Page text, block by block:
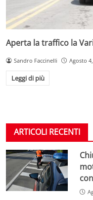
Aperta la traffico la
Sandro Faccinelli Agosto
Leggi di più
ARTICOLI RECENTI